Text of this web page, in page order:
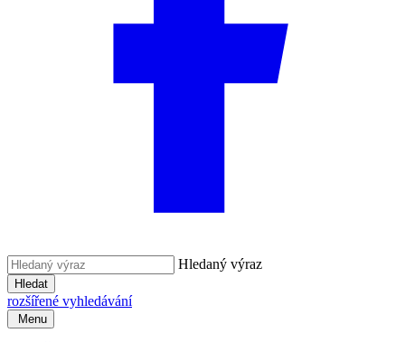
Hledaný výraz
Hledat
rozšířené vyhledávání
Menu